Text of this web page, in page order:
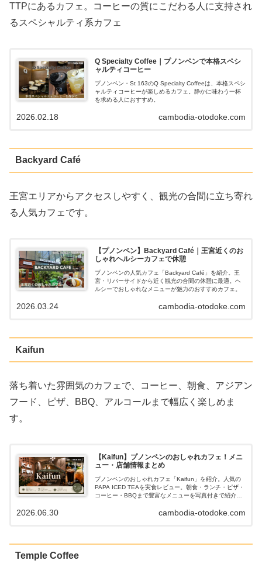
TTPにあるカフェ。コーヒーの質にこだわる人に支持され
るスペシャルティ系カフェ
Q Specialty Coffee｜プノンペンで本格スペシ
ャルティコーヒー
プノンペン・St 163のQ Specialty Coffeeは、本格スペシ
ャルティコーヒーが楽しめるカフェ。静かに味わう一杯
を求める人におすすめ。
cambodia-otodoke.com
2026.02.18
Backyard Café
王宮エリアからアクセスしやすく、観光の合間に立ち寄れ
る人気カフェです。
【プノンペン】Backyard Café｜王宮近くのお
しゃれヘルシーカフェで休憩
プノンペンの人気カフェ「Backyard Café」を紹介。王
宮・リバーサイドから近く観光の合間の休憩に最適。ヘ
ルシーでおしゃれなメニューが魅力のおすすめカフェ。
cambodia-otodoke.com
2026.03.24
Kaifun
落ち着いた雰囲気のカフェで、コーヒー、朝食、アジアン
フード、ピザ、BBQ、アルコールまで幅広く楽しめま
す。
【Kaifun】プノンペンのおしゃれカフェ！メニ
ュー・店舗情報まとめ
プノンペンのおしゃれカフェ「Kaifun」を紹介。人気の
PAPA ICED TEAを実食レビュー。朝食・ランチ・ピザ・
コーヒー・BBQまで豊富なメニューを写真付きで紹介し
ェムリアップ店の店舗情報も掲載。cambodia-otodoke.com
2026.06.30
Temple Coffee